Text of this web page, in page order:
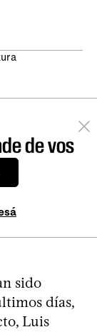
de vos
sido
días,
Luis